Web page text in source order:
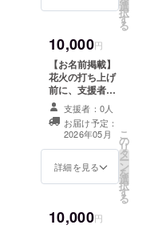
選
択
す
る
10,000円
【お名前掲載】
花火の打ち上げ
前に、支援者様
のお名前（ニッ
クネーム）を紹
介させていただ
きます。 ※支援
時、必ず備考欄
に掲載を希望さ
支援者：0人
お届け予定：
2026年05月
詳細を見る
こ
の
リ
タ
ー
ン
を
選
択
す
る
10,000円